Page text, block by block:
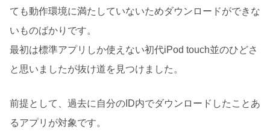
ても動作環境に満たしていないためダウンロードができな
いものばかりです。
最初は標準アプリしか使えない初代iPod touch並のひどさ
と思いましたが抜け道を見つけました。
前提として、過去に自分のID内でダウンロードしたことあ
るアプリが対象です。